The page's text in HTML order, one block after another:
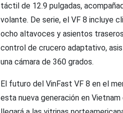
táctil de 12.9 pulgadas,
volante. De serie, el VF 8 incluye
ocho altavoces y asientos
control de crucero adaptativo,
una cámara de 360 grados.
El futuro del VinFast VF 8 en el
esta nueva generación en